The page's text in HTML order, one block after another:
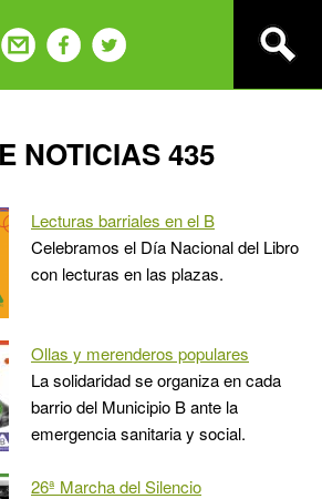
NOTICIAS 435
Lecturas barriales en el B
Celebramos el Día Nacional del Libro
con lecturas en las plazas.
Ollas y merenderos populares
La solidaridad se organiza en cada
barrio del Municipio B ante la
emergencia sanitaria y social.
26ª Marcha del Silencio